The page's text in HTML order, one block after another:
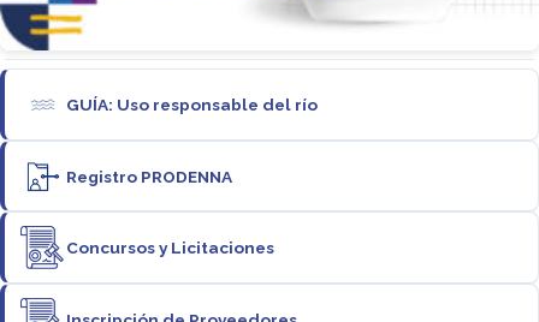
GUÍA: Uso responsable del río
Registro PRODENNA
Concursos y Licitaciones